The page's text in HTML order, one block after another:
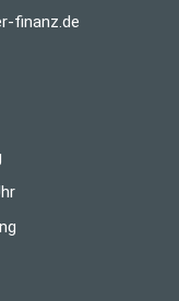
finanz.de